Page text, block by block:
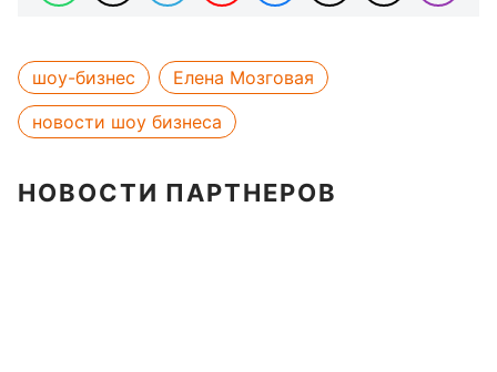
шоу-бизнес
Елена Мозговая
новости шоу бизнеса
НОВОСТИ ПАРТНЕРОВ